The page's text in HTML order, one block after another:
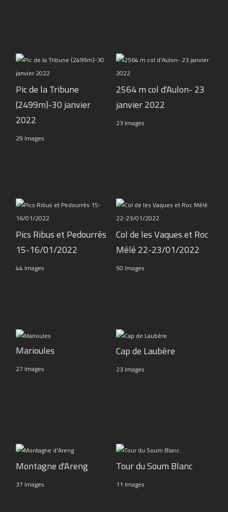
Pic de la Tribune
(2499m)-30 janvier
2022
29 Images
2564 m col d'Aulon- 23
janvier 2022
23 Images
Pics Ribus et Pedourrés
15-16/01/2022
44 Images
Col de les Vaques et Roc
Mélé 22-23/01/2022
50 Images
Marioules
27 Images
Cap de Laubère
23 Images
Montagne d'Areng
37 Images
Tour du Soum Blanc
11 Images